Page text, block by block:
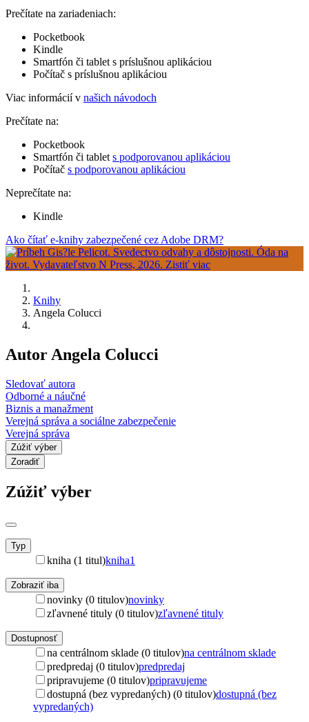
Prečítate na zariadeniach:
Pocketbook
Kindle
Smartfón či tablet s príslušnou aplikáciou
Počítač s príslušnou aplikáciou
Viac informácií v našich návodoch
Prečítate na:
Pocketbook
Smartfón či tablet s podporovanou aplikáciou
Počítač s podporovanou aplikáciou
Neprečítate na:
Kindle
Ako čítať e-knihy zabezpečené cez Adobe DRM?
Knihy
Angela Colucci
Autor Angela Colucci
Sledovať autora
Odborné a náučné
Biznis a manažment
Verejná správa a sociálne zabezpečenie
Verejná správa
Zúžiť výber
Zoradiť
Zúžiť výber
Typ
kniha (1 titul)kniha1
Zobraziť iba
novinky (0 titulov)novinky
zľavnené tituly (0 titulov)zľavnené tituly
Dostupnosť
na centrálnom sklade (0 titulov)na centrálnom sklade
predpredaj (0 titulov)predpredaj
pripravujeme (0 titulov)pripravujeme
dostupná (bez vypredaných) (0 titulov)dostupná (bez
vypredaných)